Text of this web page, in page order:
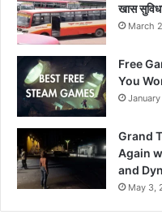
खास
March
Free
You
Grand
Again
and
May 3,